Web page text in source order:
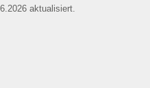
aktualisiert.